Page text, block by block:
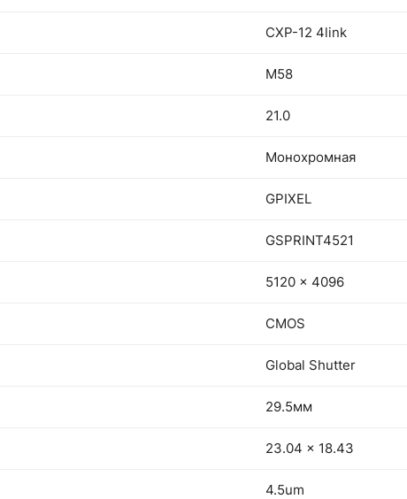
CXP-12 4link
M58
21.0
Монохромная
GPIXEL
GSPRINT4521
5120 x 4096
CMOS
Global Shutter
29.5мм
23.04 x 18.43
4.5um